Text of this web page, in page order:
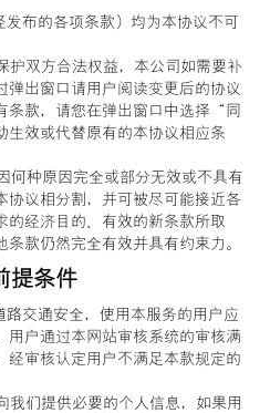
发布的各项条款）均为本协议不可
护双方合法权益，本公司如需要补
弹出窗口请用户阅读变更后的协议
条款，请您在弹出窗口中选择“同
效或代替原有的本协议相应条
何种原因完全或部分无效或不具有
协议相分割，并可被尽可能接近各
的经济目的、有效的新条款所取
款仍然完全有效并具有约束力。
提条件
路交通安全，使用本服务的用户应
用户通过本网站审核系统的审核满
经审核认定用户不满足本款规定的
我们提供必要的个人信息，如果用